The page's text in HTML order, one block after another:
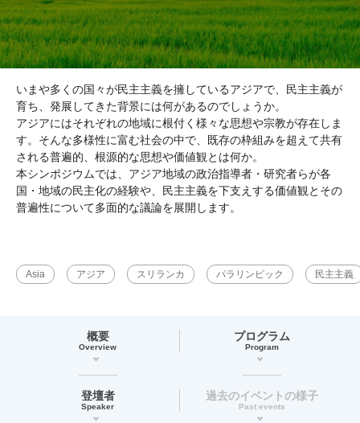
いまや多くの国々が民主主義を擁しているアジアで、民主主義が
育ち、発展してきた背景には何があるのでしょうか。
アジアにはそれぞれの地域に根付く様々な思想や宗教が存在しま
す。そんな多様性に富む社会の中で、既存の枠組みを超えて共有
される普遍的、根源的な思想や価値観とは何か。
本シンポジウムでは、アジア地域の政治指導者・研究者らが各
国・地域の民主化の経験や、民主主義を下支えする価値観とその
普遍性について多面的な議論を展開します。
Asia アジア スリランカ パラリンピック 民主主義
概要
Overview
プログラム
Program
登壇者
Speaker
過去のイベントの様子
Past events